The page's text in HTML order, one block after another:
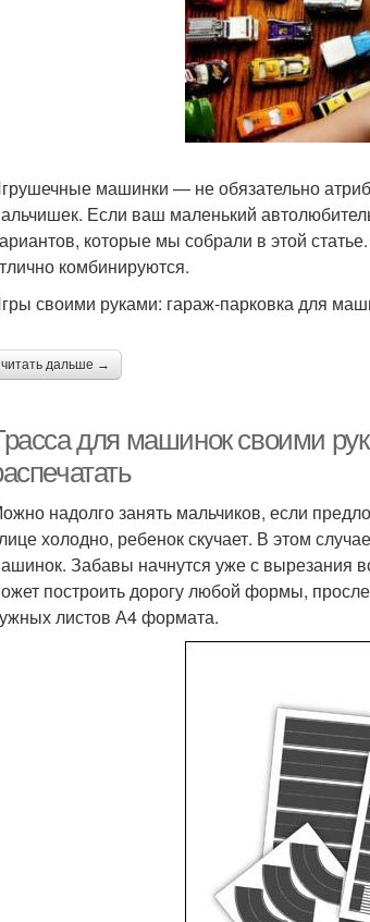
машинки — не обязательно
Если ваш маленький
которые мы собрали в этой
комбинируются.
своими руками: гараж-парковка для
читать дальше →
для машинок своими
надолго занять мальчиков, если
холодно, ребенок скучает. В этом
Забавы начнутся уже с вырезания
построить дорогу любой формы,
листов А4 формата.